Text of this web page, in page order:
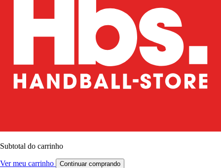
Subtotal do carrinho
Ver meu carrinho Continuar comprando